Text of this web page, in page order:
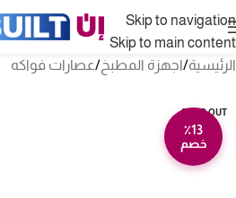
Skip to navigation
Skip to main content
الرئيسية/اجهزة المطبخ/عصارات فواكه
SOLD OUT
٪13
خصم